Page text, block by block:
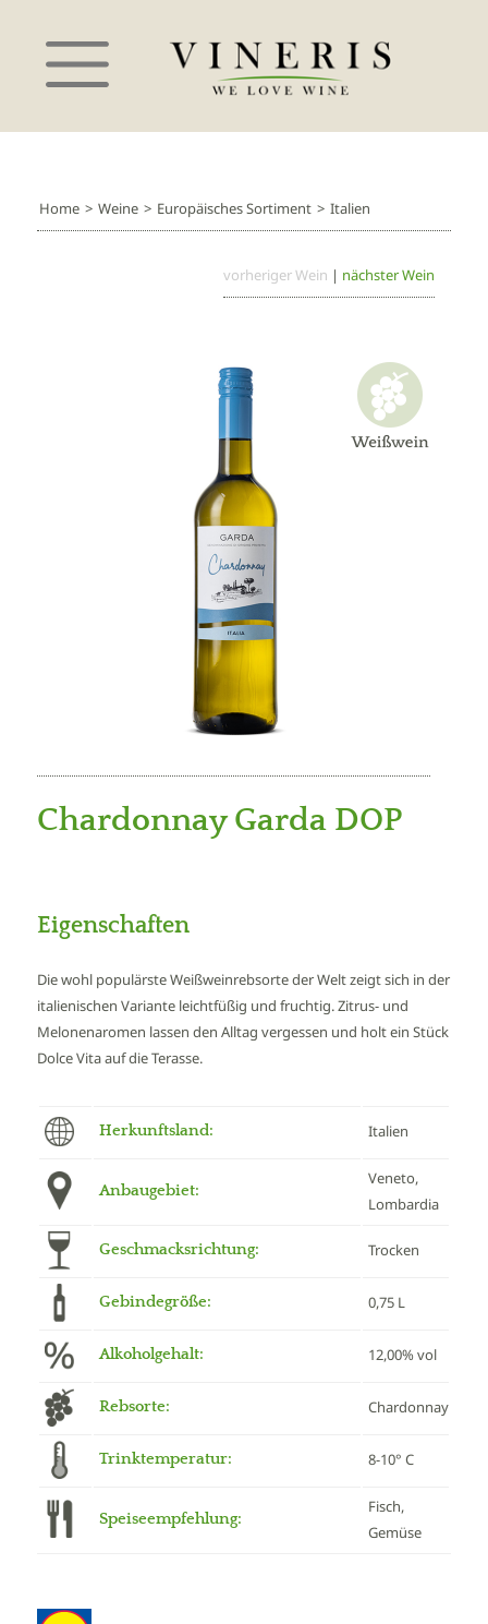
Home > Weine > Europäisches Sortiment > Italien
vorheriger Wein | nächster Wein
Chardonnay Garda DOP
Eigenschaften
Die wohl populärste Weißweinrebsorte der Welt zeigt sich in der
italienischen Variante leichtfüßig und fruchtig. Zitrus- und
Melonenaromen lassen den Alltag vergessen und holt ein Stück
Dolce Vita auf die Terasse.
Herkunftsland: Italien
Anbaugebiet:
Veneto,
Lombardia
Geschmacksrichtung: Trocken
Gebindegröße: 0,75 L
Alkoholgehalt: 12,00% vol
Rebsorte: Chardonnay
Trinktemperatur: 8-10° C
Speiseempfehlung:
Fisch,
Gemüse